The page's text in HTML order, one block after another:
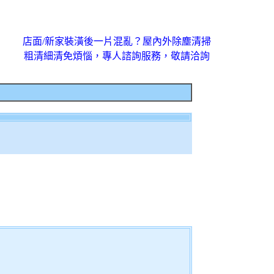
店面/新家裝潢後一片混亂？屋內外除塵清掃
粗清細清免煩惱，專人諮詢服務，敬請洽詢